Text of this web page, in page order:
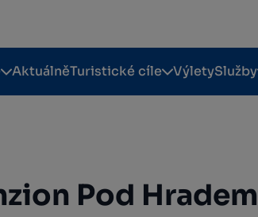
AktuálněTuristické cíle VýletySlužby
Pod Hradem